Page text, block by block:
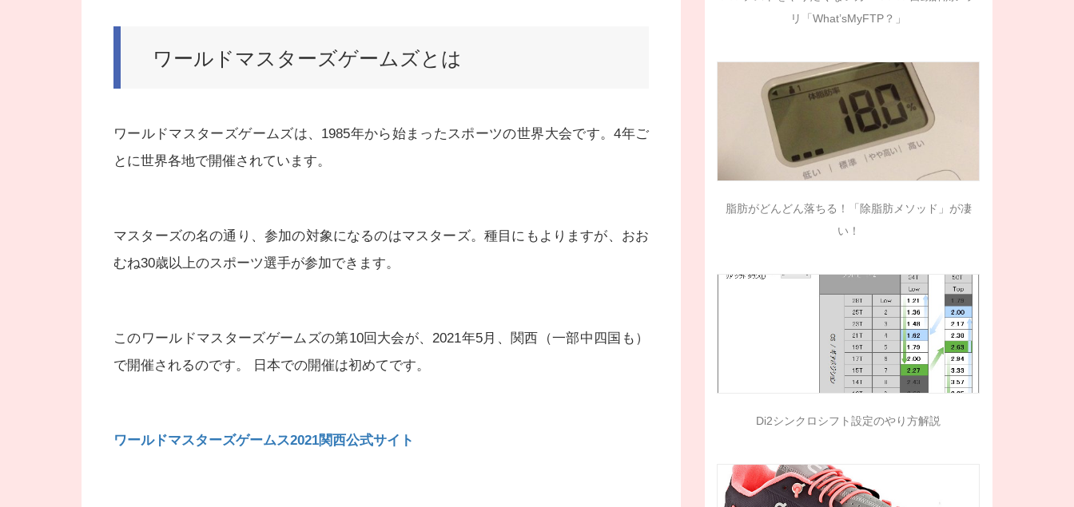
ワールドマスターズゲームズとは
ワールドマスターズゲームズは、1985年から始まったスポーツの世界大会です。4年ご
とに世界各地で開催されています。
マスターズの名の通り、参加の対象になるのはマスターズ。種目にもよりますが、おお
むね30歳以上のスポーツ選手が参加できます。
このワールドマスターズゲームズの第10回大会が、2021年5月、関西（一部中四国も）
で開催されるのです。 日本での開催は初めてです。
ワールドマスターズゲームス2021関西公式サイト
リ「What’sMyFTP？」
脂肪がどんどん落ちる！「除脂肪メソッド」が凄
い！
Di2シンクロシフト設定のやり方解説